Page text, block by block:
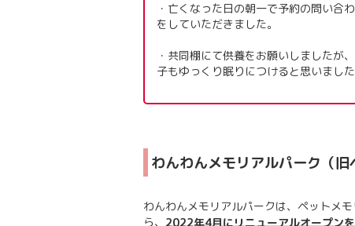
・亡くなった日の朝一で予約の問い合
をしていただきました。
・共同棚にて供養をお願いしましたが
子もゆっくり眠りにつけると思いました
わんわんメモリアルパーク（旧
わんわんメモリアルパークは、ペットメ
ら、 2022年4月にリニューアルオープン